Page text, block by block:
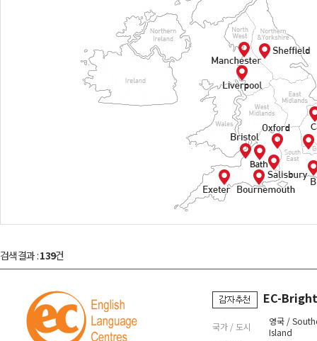
검색결과 :139건
EC-
국가 / 도시
영국 /
Island